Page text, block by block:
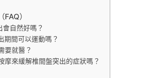
）
會自然好嗎？
期間可以運動嗎？
要就醫？
摩來緩解椎間盤突出的症狀嗎？